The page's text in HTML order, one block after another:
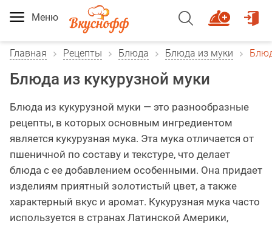
Меню
Главная Рецепты Блюда Блюда из муки
Блюда из кукурузной муки
Блюда из кукурузной муки — это разнообразные
рецепты, в которых основным ингредиентом
является кукурузная мука. Эта мука отличается от
пшеничной по составу и текстуре, что делает
блюда с ее добавлением особенными. Она придает
изделиям приятный золотистый цвет, а также
характерный вкус и аромат. Кукурузная мука часто
используется в странах Латинской Америки,